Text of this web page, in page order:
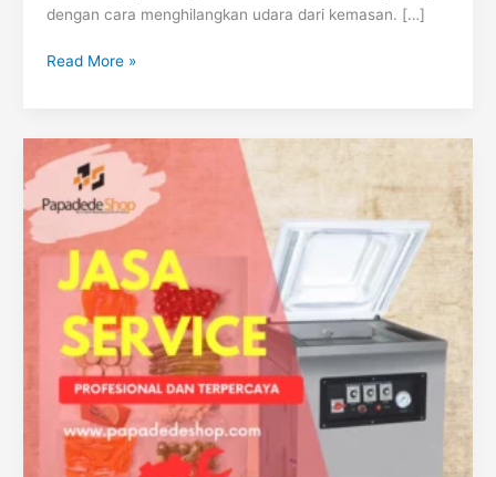
dengan cara menghilangkan udara dari kemasan. […]
Read More »